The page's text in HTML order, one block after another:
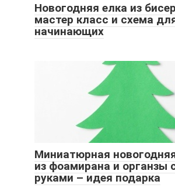
Новогодняя елка из
мастер класс и схема
начинающих
Миниатюрная
из фоамирана и органзы
руками – идея подарка